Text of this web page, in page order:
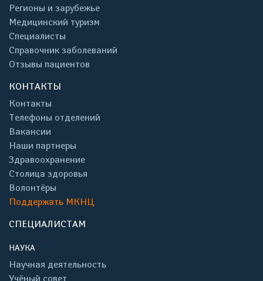
Регионы и зарубежье
Медицинский туризм
Специалисты
Справочник заболеваний
Отзывы пациентов
КОНТАКТЫ
Контакты
Телефоны отделений
Вакансии
Наши партнеры
Здравоохранение
Столица здоровья
Волонтёры
Поддержать МКНЦ
СПЕЦИАЛИСТАМ
НАУКА
Научная деятельность
Учёный совет